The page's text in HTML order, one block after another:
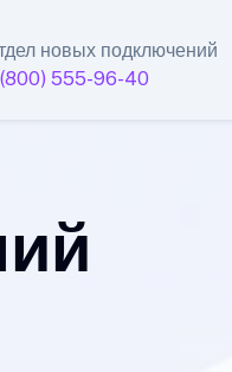
новых подключений
555-96-40